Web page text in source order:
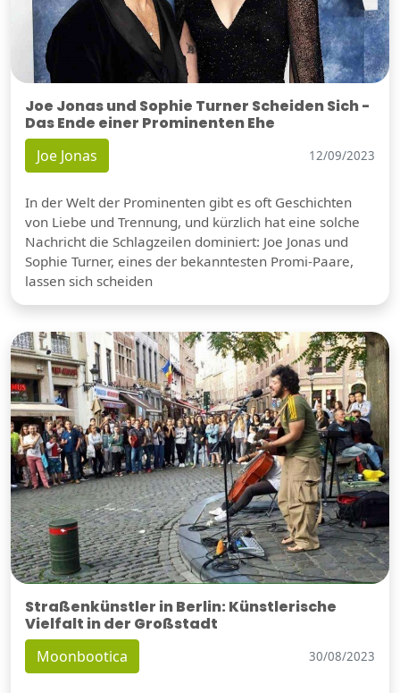
Joe Jonas und Sophie Turner Scheiden Sich -
Das Ende einer Prominenten Ehe
Joe Jonas 12/09/2023
In der Welt der Prominenten gibt es oft Geschichten
von Liebe und Trennung, und kürzlich hat eine solche
Nachricht die Schlagzeilen dominiert: Joe Jonas und
Sophie Turner, eines der bekanntesten Promi-Paare,
lassen sich scheiden
Straßenkünstler in Berlin: Künstlerische
Vielfalt in der Großstadt
Moonbootica 30/08/2023